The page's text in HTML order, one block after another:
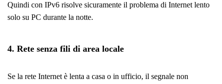
Quindi con IPv6 risolve sicuramente il problema di Internet lento
solo su PC durante la notte.
4. Rete senza fili di area locale
Se la rete Internet è lenta a casa o in ufficio, il segnale non